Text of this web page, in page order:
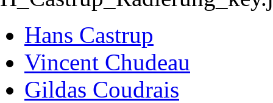
Hans Castrup
Vincent Chudeau
Gildas Coudrais